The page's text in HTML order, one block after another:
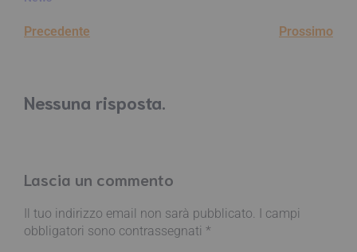
Precedente Prossimo
Nessuna risposta.
Lascia un commento
Il tuo indirizzo email non sarà pubblicato. I campi
obbligatori sono contrassegnati *